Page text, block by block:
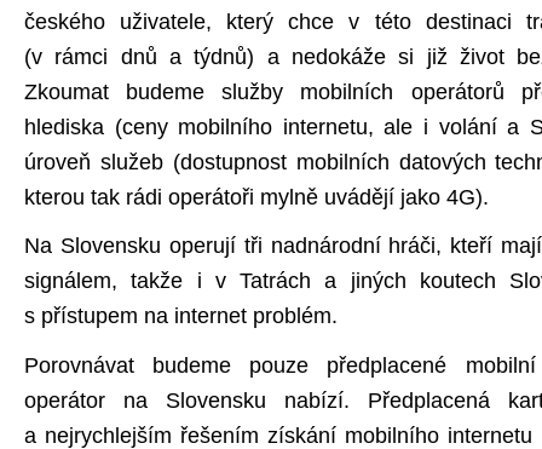
českého uživatele, který chce v této destinaci
(v rámci dnů a týdnů) a nedokáže si již život
Zkoumat budeme služby mobilních operátorů
hlediska (ceny mobilního internetu, ale i volání a
úroveň služeb (dostupnost mobilních datových
kterou tak rádi operátoři mylně uvádějí jako 4G).
Na Slovensku operují tři nadnárodní hráči, kteří
signálem, takže i v Tatrách a jiných koutech
s přístupem na internet problém.
Porovnávat budeme pouze předplacené
operátor na Slovensku nabízí. Předplacená
a nejrychlejším řešením získání mobilního internetu